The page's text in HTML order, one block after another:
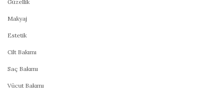
Güzellik
Makyaj
Estetik
Cilt Bakımı
Saç Bakımı
Vücut Bakımı